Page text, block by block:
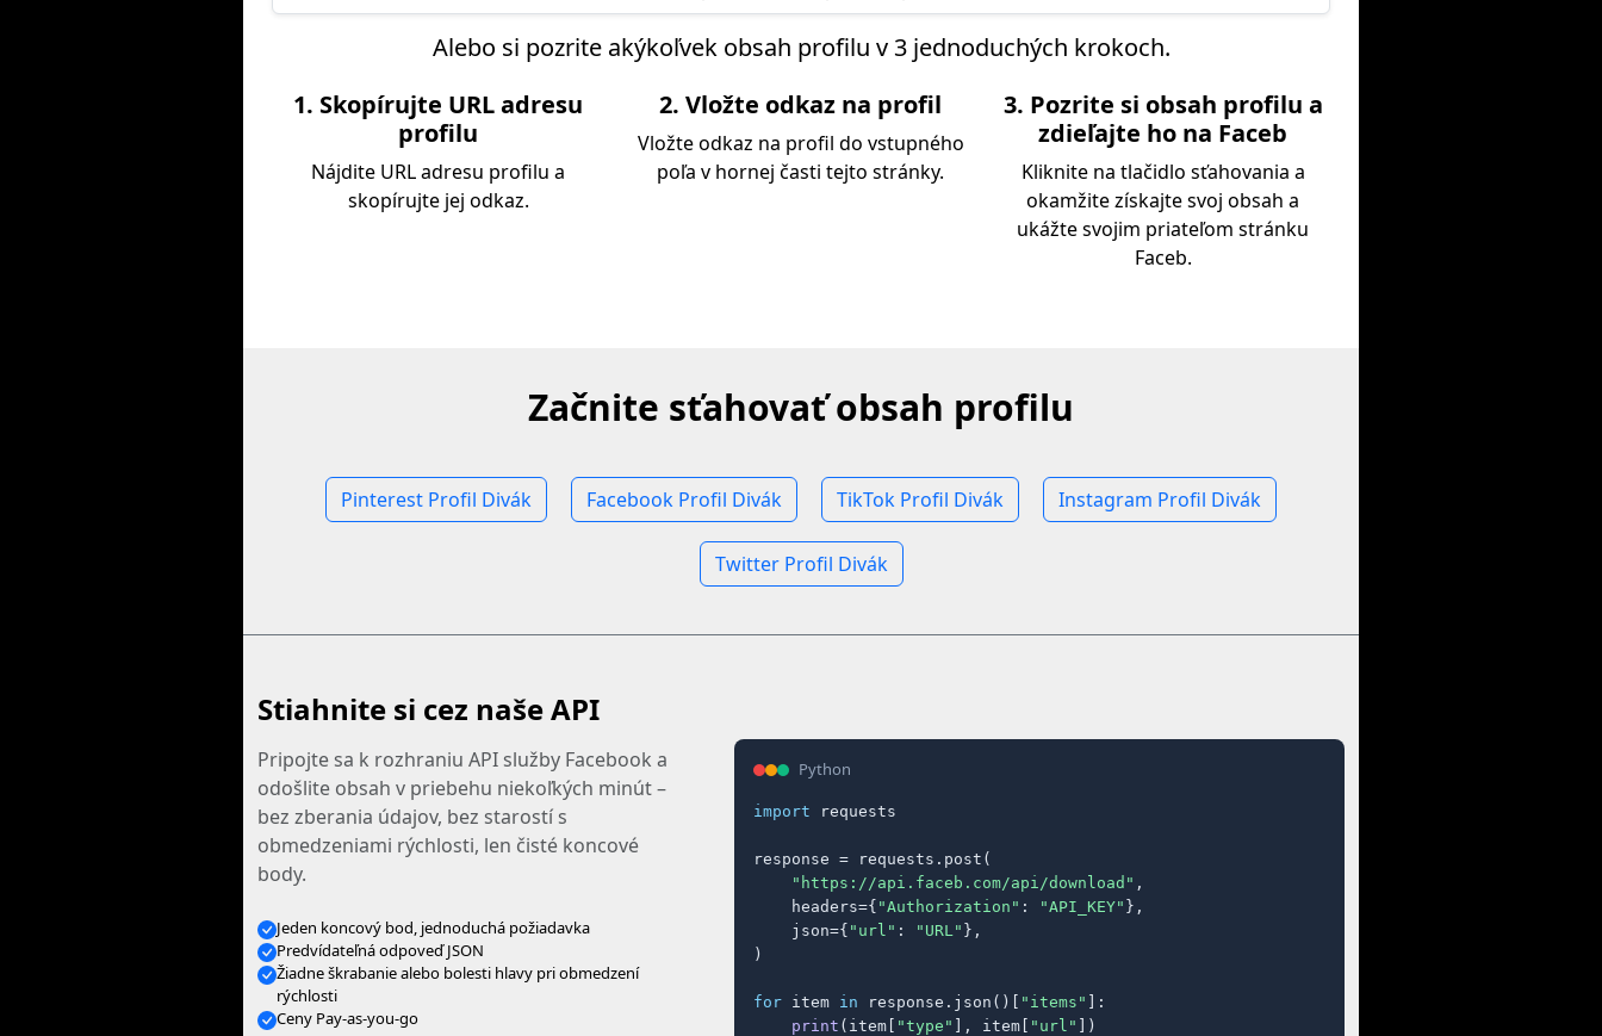
Alebo si pozrite akýkoľvek obsah profilu v 3 jednoduchých krokoch.
1. Skopírujte URL adresu
profilu
Nájdite URL adresu profilu a
skopírujte jej odkaz.
2. Vložte odkaz na profil
Vložte odkaz na profil do vstupného
poľa v hornej časti tejto stránky.
3. Pozrite si obsah profilu a
zdieľajte ho na Faceb
Kliknite na tlačidlo sťahovania a
okamžite získajte svoj obsah a
ukážte svojim priateľom stránku
Faceb.
Začnite sťahovať obsah profilu
Pinterest Profil Divák Facebook Profil Divák TikTok Profil Divák Instagram Profil Divák
Twitter Profil Divák
Stiahnite si cez naše API
Pripojte sa k rozhraniu API služby Facebook a
odošlite obsah v priebehu niekoľkých minút –
bez zberania údajov, bez starostí s
obmedzeniami rýchlosti, len čisté koncové
body.
Jeden koncový bod, jednoduchá požiadavka
Predvídateľná odpoveď JSON
Žiadne škrabanie alebo bolesti hlavy pri obmedzení
rýchlosti
Ceny Pay-as-you-go
Python
import requests
response = requests.post(
"https://api.faceb.com/api/download" ,
    headers={
"Authorization" : "API_KEY" },
    json={
"url" : "URL" },
)
for item in response.json()[ "items"
]:
print (item[ "type" ], item[ "url" ])